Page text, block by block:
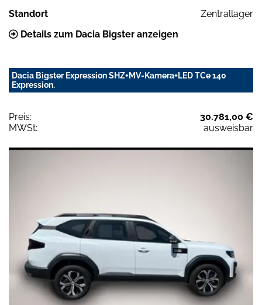
Standort
Zentrallager
Details zum Dacia Bigster anzeigen
Dacia Bigster Expression SHZ+MV-Kamera+LED TCe 140
Expression.
Preis:
30.781,00 €
MWSt:
ausweisbar